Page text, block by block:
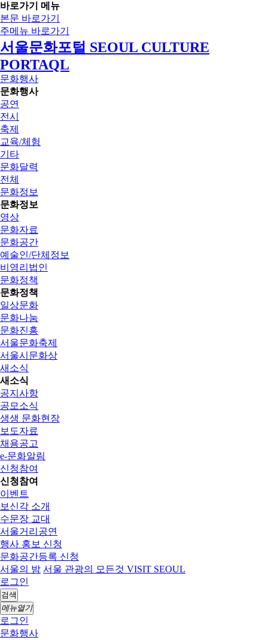
바로가기 메뉴
본문 바로가기
주메뉴 바로가기
서울문화포털 SEOUL CULTURE
PORTAQL
문화행사
문화행사
공연
전시
축제
교육/체험
기타
문화달력
전체
문화정보
문화정보
영상
문화자료
문화공간
예술인/단체정보
비영리법인
문화정책
문화정책
일상문화
문화나눔
문화진흥
서울문화축제
서울시문화상
새소식
새소식
공지사항
공모소식
생생 문화현장
보도자료
채용공고
e-문화알림
신청참여
신청참여
이벤트
보신각 소개
수문장 교대
서울거리공연
행사 홍보 신청
문화공간등록 신청
서울의 밤 서울 관광의 모든것 VISIT SEOUL
로그인
검색
메뉴열기
로그인
문화행사